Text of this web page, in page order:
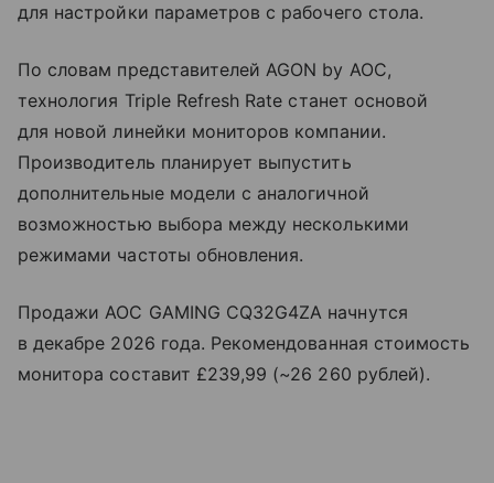
для настройки параметров с рабочего стола.
По словам представителей AGON by AOC,
технология Triple Refresh Rate станет основой
для новой линейки мониторов компании.
Производитель планирует выпустить
дополнительные модели с аналогичной
возможностью выбора между несколькими
режимами частоты обновления.
Продажи AOC GAMING CQ32G4ZA начнутся
в декабре 2026 года. Рекомендованная стоимость
монитора составит £239,99 (~26 260 рублей).